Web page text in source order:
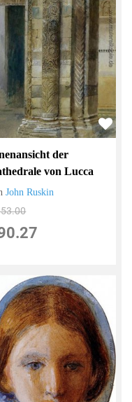
der
von Lucca
John Ruskin